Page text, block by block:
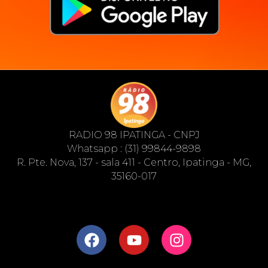
RADIO 98 IPATINGA - CNPJ
Whatsapp : (31) 99844-9898
R. Pte. Nova, 137 - sala 411 - Centro, Ipatinga - MG,
35160-017